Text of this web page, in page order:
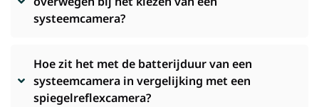
systeemcamera?
Hoe zit het met de batterijduur van een
systeemcamera in vergelijking met een
spiegelreflexcamera?